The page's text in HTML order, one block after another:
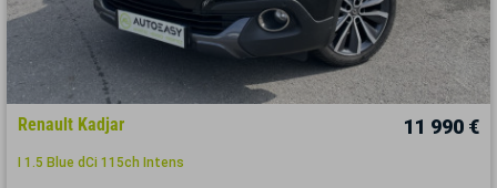
Renault Kadjar 11 990 €
I 1.5 Blue dCi 115ch Intens